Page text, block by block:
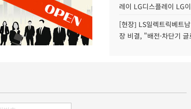
레이 LG디스플레이 LG
[현장] LS일렉트릭베트
장 비결, "배전·차단기